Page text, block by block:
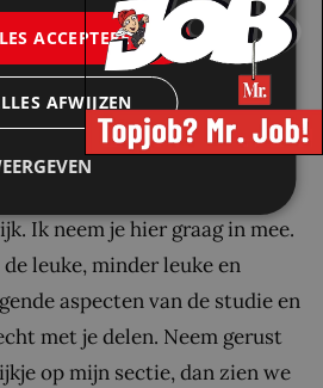
schrijven en discussiëren. Zo
inzichten die niet alleen op
maar ook in de praktijk
zijn. Deze studie geeft mij de
te begrijpen hoe het recht
Ik neem je hier graag in mee.
leuke, minder leuke en
aspecten van de studie en
met je delen. Neem gerust
op mijn sectie, dan zien we
ACCEPTEREN
AFWIJZEN